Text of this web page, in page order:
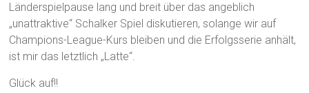
Länderspielpause lang und breit über das angeblich
„unattraktive“ Schalker Spiel diskutieren, solange wir auf
Champions-League-Kurs bleiben und die Erfolgsserie anhält,
ist mir das letztlich „Latte“.
Glück auf!!